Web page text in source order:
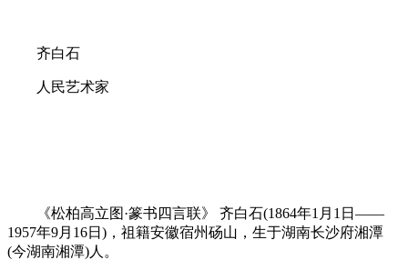
齐白石
人民艺术家
《松柏高立图·篆书四言联》 齐白石(1864年1月1日——
1957年9月16日)，祖籍安徽宿州砀山，生于湖南长沙府湘潭
(今湖南湘潭)人。